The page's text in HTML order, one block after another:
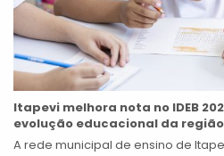
Itapevi melhora nota no IDEB
evolução educacional da região
A rede municipal de ensino de